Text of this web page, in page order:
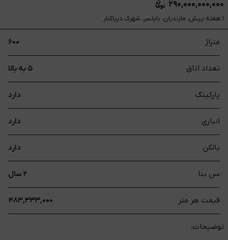
۲۹۰,۰۰۰,۰۰۰,۰۰۰
۱ هفته پیش، مازندران، بابلسر، شهرک دریاکنار
متراژ ۶۰۰
تعداد اتاق ۵ به بالا
پارکینگ دارد
انباری دارد
بالکن دارد
سن بنا ۲ سال
قیمت هر متر ۴۸۳,۳۳۳,۰۰۰
توضیحات: